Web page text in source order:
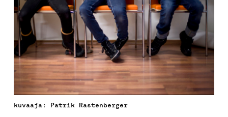
kuvaaja: Patrik Rastenberger